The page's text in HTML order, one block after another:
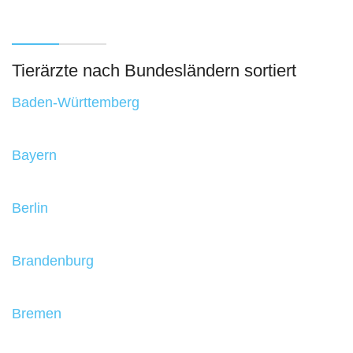
Tierärzte nach Bundesländern sortiert
Baden-Württemberg
Bayern
Berlin
Brandenburg
Bremen